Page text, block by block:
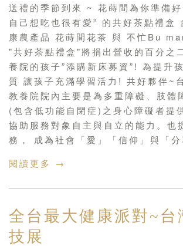
送禮的季節到來 ~ 花蒔間為你準備好
自己想吃也很有愛” 的共好茶點禮盒
康農產品 花蒔間花茶 與 不忙Bu
"共好茶點禮盒"將捐出營收的百分之
養院的孩子”添購新床募資”! 為提升
質 讓孩子充滿學習活力! 共好夥伴~
教養院院內主要是為多重障礙、肢體
(包含低功能自閉症)之身心障礙者提
協助服務對象自主與自立的能力。也
務， 成為社會「愛」「信仰」與「
閱讀更多 →
全台最大健康派對~台
技展